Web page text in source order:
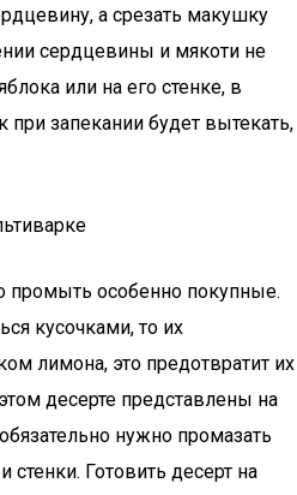
а срезать макушку
сердцевины и мякоти не
или на его стенке, в
при запекании будет вытекать,
особенно покупные.
кусочками, то их
лимона, это предотвратит их
десерте представлены на
нужно промазать
Готовить десерт на